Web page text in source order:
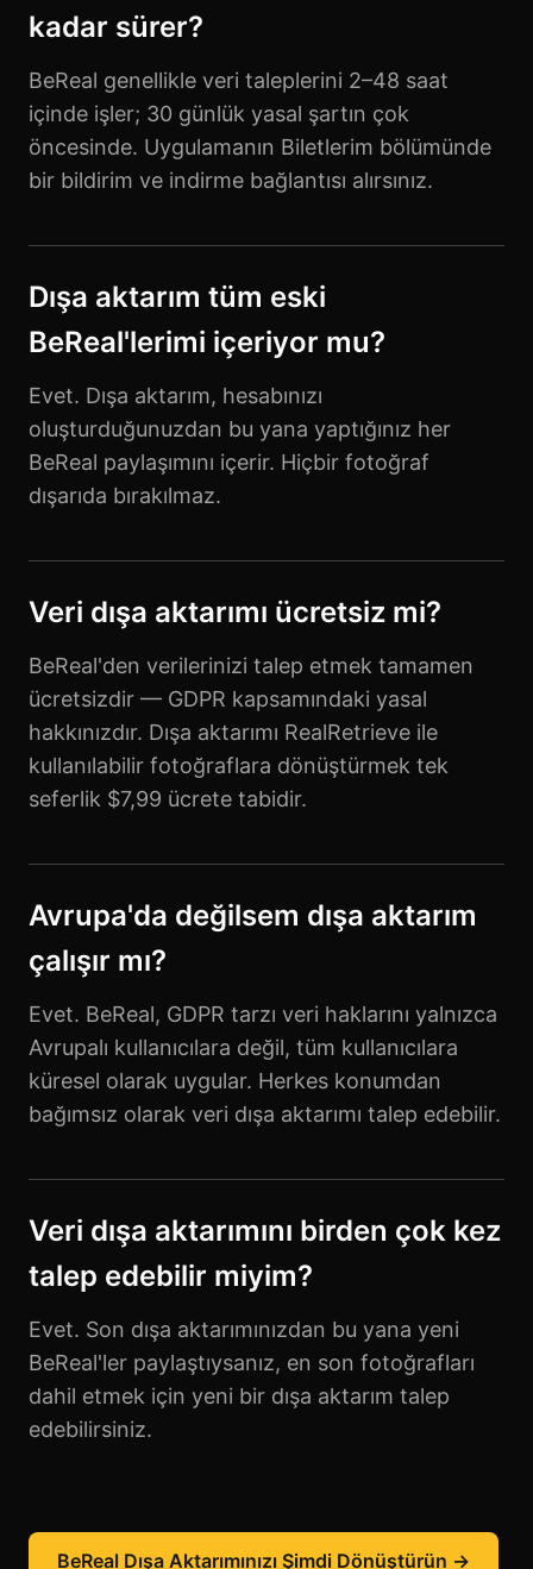
kadar sürer?
BeReal genellikle veri taleplerini 2–48 saat
içinde işler; 30 günlük yasal şartın çok
öncesinde. Uygulamanın Biletlerim bölümünde
bir bildirim ve indirme bağlantısı alırsınız.
Dışa aktarım tüm eski
BeReal'lerimi içeriyor mu?
Evet. Dışa aktarım, hesabınızı
oluşturduğunuzdan bu yana yaptığınız her
BeReal paylaşımını içerir. Hiçbir fotoğraf
dışarıda bırakılmaz.
Veri dışa aktarımı ücretsiz mi?
BeReal'den verilerinizi talep etmek tamamen
ücretsizdir — GDPR kapsamındaki yasal
hakkınızdır. Dışa aktarımı RealRetrieve ile
kullanılabilir fotoğraflara dönüştürmek tek
seferlik $7,99 ücrete tabidir.
Avrupa'da değilsem dışa aktarım
çalışır mı?
Evet. BeReal, GDPR tarzı veri haklarını yalnızca
Avrupalı kullanıcılara değil, tüm kullanıcılara
küresel olarak uygular. Herkes konumdan
bağımsız olarak veri dışa aktarımı talep edebilir.
Veri dışa aktarımını birden çok kez
talep edebilir miyim?
Evet. Son dışa aktarımınızdan bu yana yeni
BeReal'ler paylaştıysanız, en son fotoğrafları
dahil etmek için yeni bir dışa aktarım talep
edebilirsiniz.
BeReal Dışa Aktarımınızı Şimdi Dönüştürün →